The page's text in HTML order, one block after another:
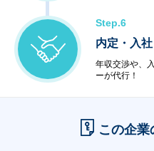
Step.6
内定・入社
年収交渉や、
ーが代行！
この企業